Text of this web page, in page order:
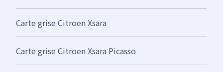
Carte grise Citroen Xsara
Carte grise Citroen Xsara Picasso